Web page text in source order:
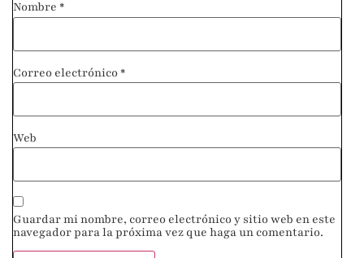
Nombre *
Correo electrónico *
Web
Guardar mi nombre, correo electrónico y sitio web en este
navegador para la próxima vez que haga un comentario.